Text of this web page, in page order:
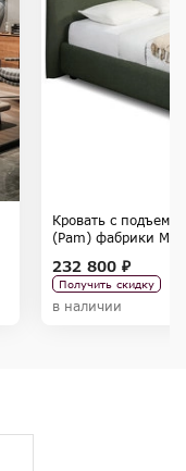
Кровать с
(Pam) фабрики
232 800 ₽
Получить скидку
в наличии